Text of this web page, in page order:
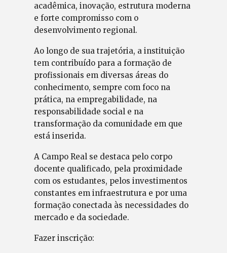
acadêmica, inovação, estrutura moderna
e forte compromisso com o
desenvolvimento regional.
Ao longo de sua trajetória, a instituição
tem contribuído para a formação de
profissionais em diversas áreas do
conhecimento, sempre com foco na
prática, na empregabilidade, na
responsabilidade social e na
transformação da comunidade em que
está inserida.
A Campo Real se destaca pelo corpo
docente qualificado, pela proximidade
com os estudantes, pelos investimentos
constantes em infraestrutura e por uma
formação conectada às necessidades do
mercado e da sociedade.
Fazer inscrição: